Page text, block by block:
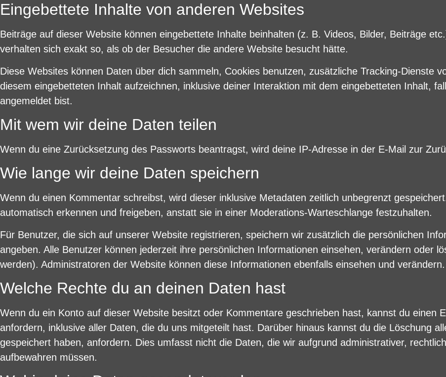
Eingebettete Inhalte von anderen Websites
Beiträge auf dieser Website können eingebettete Inhalte beinhalten (z. B. Videos, Bilder, Beiträge
verhalten sich exakt so, als ob der Besucher die andere Website besucht hätte.
Diese Websites können Daten über dich sammeln, Cookies benutzen, zusätzliche Tracking-Dienste
diesem eingebetteten Inhalt aufzeichnen, inklusive deiner Interaktion mit dem eingebetteten Inhalt,
angemeldet bist.
Mit wem wir deine Daten teilen
Wenn du eine Zurücksetzung des Passworts beantragst, wird deine IP-Adresse in der E-Mail zur
Wie lange wir deine Daten speichern
Wenn du einen Kommentar schreibst, wird dieser inklusive Metadaten zeitlich unbegrenzt
automatisch erkennen und freigeben, anstatt sie in einer Moderations-Warteschlange festzuhalten.
Für Benutzer, die sich auf unserer Website registrieren, speichern wir zusätzlich die persönlichen
angeben. Alle Benutzer können jederzeit ihre persönlichen Informationen einsehen, verändern oder
werden). Administratoren der Website können diese Informationen ebenfalls einsehen und verändern.
Welche Rechte du an deinen Daten hast
Wenn du ein Konto auf dieser Website besitzt oder Kommentare geschrieben hast, kannst du einen
anfordern, inklusive aller Daten, die du uns mitgeteilt hast. Darüber hinaus kannst du die Löschung
gespeichert haben, anfordern. Dies umfasst nicht die Daten, die wir aufgrund administrativer,
aufbewahren müssen.